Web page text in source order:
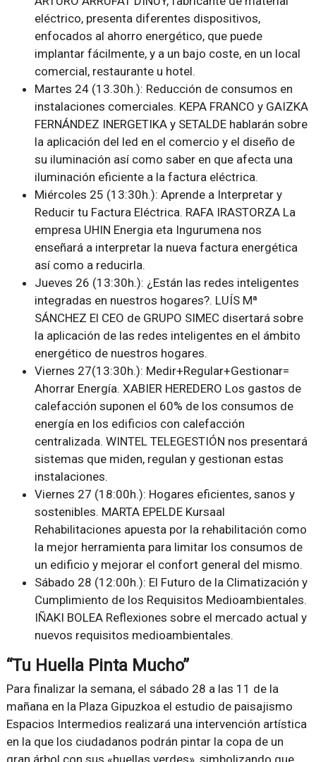
eléctrico, presenta diferentes dispositivos,
enfocados al ahorro energético, que puede
implantar fácilmente, y a un bajo coste, en un local
comercial, restaurante u hotel.
Martes 24 (13.30h.): Reducción de consumos en
instalaciones comerciales. KEPA FRANCO y GAIZKA
FERNÁNDEZ INERGETIKA y SETALDE hablarán sobre
la aplicación del led en el comercio y el diseño de
su iluminación así como saber en que afecta una
iluminación eficiente a la factura eléctrica.
Miércoles 25 (13:30h.): Aprende a Interpretar y
Reducir tu Factura Eléctrica. RAFA IRASTORZA La
empresa UHIN Energia eta Ingurumena nos
enseñará a interpretar la nueva factura energética
así como a reducirla.
Jueves 26 (13:30h.): ¿Están las redes inteligentes
integradas en nuestros hogares?. LUÍS Mª
SÁNCHEZ El CEO de GRUPO SIMEC disertará sobre
la aplicación de las redes inteligentes en el ámbito
energético de nuestros hogares.
Viernes 27(13:30h.): Medir+Regular+Gestionar=
Ahorrar Energía. XABIER HEREDERO Los gastos de
calefacción suponen el 60% de los consumos de
energía en los edificios con calefacción
centralizada. WINTEL TELEGESTIÓN nos presentará
sistemas que miden, regulan y gestionan estas
instalaciones.
Viernes 27 (18:00h.): Hogares eficientes, sanos y
sostenibles. MARTA EPELDE Kursaal
Rehabilitaciones apuesta por la rehabilitación como
la mejor herramienta para limitar los consumos de
un edificio y mejorar el confort general del mismo.
Sábado 28 (12:00h.): El Futuro de la Climatización y
Cumplimiento de los Requisitos Medioambientales.
IÑAKI BOLEA Reflexiones sobre el mercado actual y
nuevos requisitos medioambientales.
“Tu Huella Pinta Mucho”
Para finalizar la semana, el sábado 28 a las 11 de la
mañana en la Plaza Gipuzkoa el estudio de paisajismo
Espacios Intermedios realizará una intervención artística
en la que los ciudadanos podrán pintar la copa de un
gran árbol con sus «huellas verdes», simbolizando que